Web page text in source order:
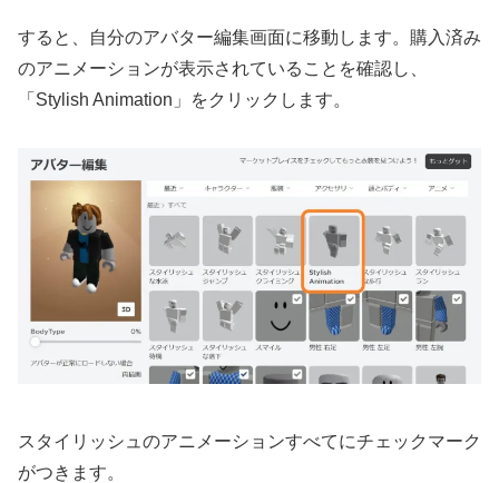
すると、自分のアバター編集画面に移動します。購入済み
のアニメーションが表示されていることを確認し、
「Stylish Animation」をクリックします。
スタイリッシュのアニメーションすべてにチェックマーク
がつきます。